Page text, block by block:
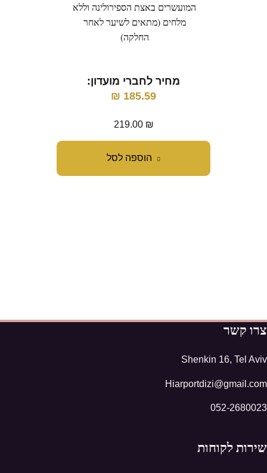
הוספה לסל
המועשרים באצת הספירולינה וללא
מלחים (מתאים לשיער לאחר
החלקה)
מחיר לחברי מועדון:
185.59
₪
219.00 ₪
צרו קשר
Shenkin 16, Tel Aviv
Hiarportdizi@gmail.com
052-2680023
שירות לקוחות